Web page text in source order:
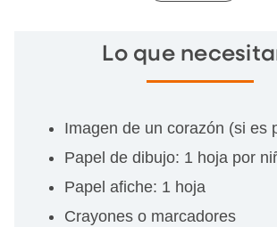
Lo que
Imagen de un corazón (si es
Papel de dibujo: 1 hoja por
Papel afiche: 1 hoja
Crayones o marcadores